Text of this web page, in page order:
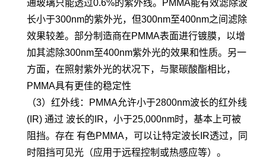
通玻璃只能透过0.6%的紫外线。PMMA能有效滤除波
长小于300nm的紫外光，但300nm至400nm之间滤除
效果较差。部分制造商在PMMA表面进行镀膜，以增
加其滤除300nm至400nm紫外光的效果和性质。另一
方面，在照射紫外光的状况下，与聚碳酸酯相比，
PMMA具有更佳的稳定性
（3）红外线：PMMA允许小于2800nm波长的红外线
(IR) 通过 波长的IR，小于25,000nm时，基本上可被
阻挡。存在 有色PMMA，可以让特定波长IR透过，同
时阻挡可见光（应用于远程控制或热感应等）。